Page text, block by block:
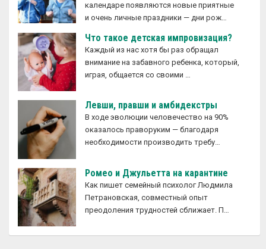
календаре появляются новые приятные
и очень личные праздники — дни рож…
Что такое детская импровизация?
Каждый из нас хотя бы раз обращал
внимание на забавного ребенка, который,
играя, общается со своими …
Левши, правши и амбидекстры
В ходе эволюции человечество на 90%
оказалось праворуким — благодаря
необходимости производить требу…
Ромео и Джульетта на карантине
Как пишет семейный психолог Людмила
Петрановская, совместный опыт
преодоления трудностей сближает. П…